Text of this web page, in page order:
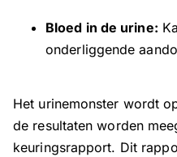
Bloed in de urine:
onderliggende
Het urinemonster wordt
de resultaten worden
keuringsrapport. Dit